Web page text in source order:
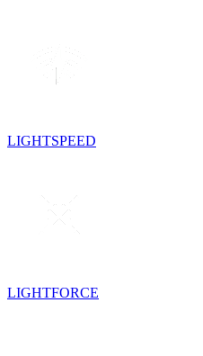
LIGHTSPEED
LIGHTFORCE